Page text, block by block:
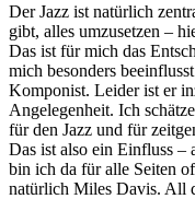
Der Jazz ist natürlich
gibt, alles umzusetzen –
Das ist für mich das
mich besonders
Komponist. Leider ist er
Angelegenheit. Ich
für den Jazz und für
Das ist also ein Einfluss –
bin ich da für alle Seiten
natürlich Miles Davis. All